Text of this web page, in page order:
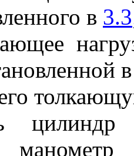
в 3.3
цилиндр